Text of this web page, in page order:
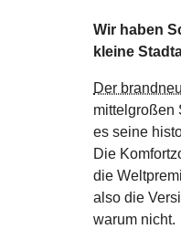
Wir haben
kleine
Der
mittelgroßen
es seine
Die
die
also die
warum nicht.